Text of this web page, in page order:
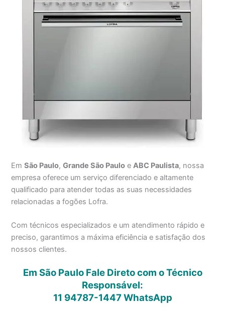
EmSão Paulo,Grande São Paulo e ABC Paulista, nossa
empresa oferece um serviço diferenciado e altamente
qualificado para atender todas as suas necessidades
relacionadas a fogões Lofra.
Com técnicos especializados e um atendimento rápido e
preciso, garantimos a máxima eficiência e satisfação dos
nossos clientes.
Em São Paulo Fale Direto com o Técnico
Responsável:
11 94787-1447WhatsApp